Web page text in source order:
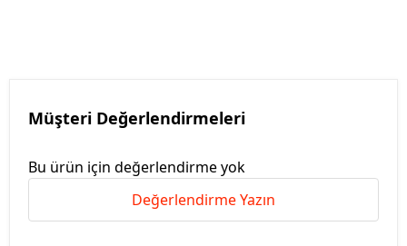
Müşteri Değerlendirmeleri
Bu ürün için değerlendirme yok
Değerlendirme Yazın